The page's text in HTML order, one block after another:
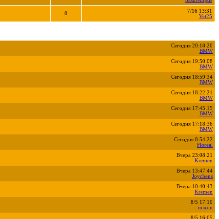
0
7/16 13:31
Vet25
Сегодня 20:18:20
BMW
Сегодня 19:50:08
BMW
Сегодня 18:59:34
BMW
Сегодня 18:22:21
BMW
Сегодня 17:45:15
BMW
Сегодня 17:18:36
BMW
Сегодня 8:54:22
Floreal
Вчера 23:08:21
Kremen
Вчера 13:47:44
Joychens
Вчера 10:40:43
Kremen
8/5 17:10
mixon
8/5 16:05